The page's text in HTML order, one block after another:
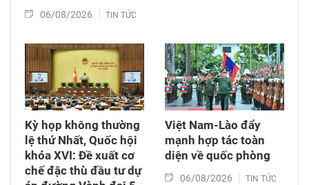
06/08/2026 TIN TỨC
Kỳ họp không thường
lệ thứ Nhất, Quốc hội
khóa XVI: Đề xuất cơ
chế đặc thù đầu tư dự
Việt Nam-Lào đẩy
mạnh hợp tác toàn
diện về quốc phòng
06/08/2026 TIN TỨC